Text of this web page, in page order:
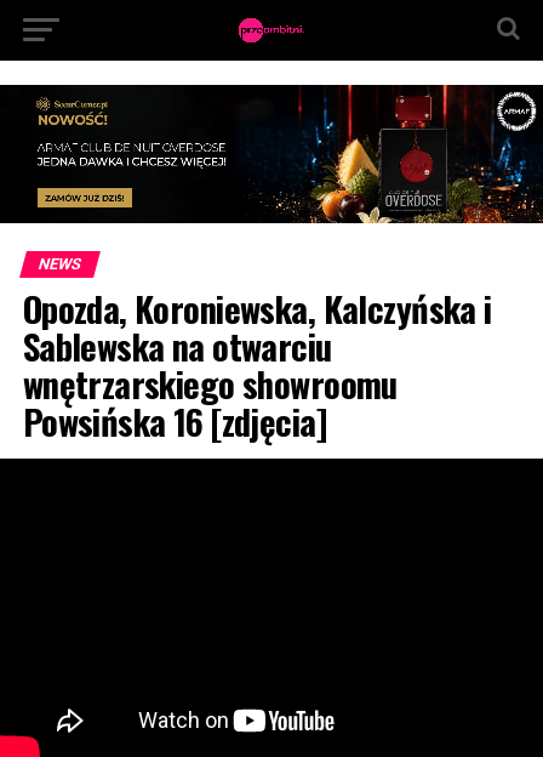
NEWS
Opozda, Koroniewska, Kalczyńska i
Sablewska na otwarciu
wnętrzarskiego showroomu
Powsińska 16 [zdjęcia]